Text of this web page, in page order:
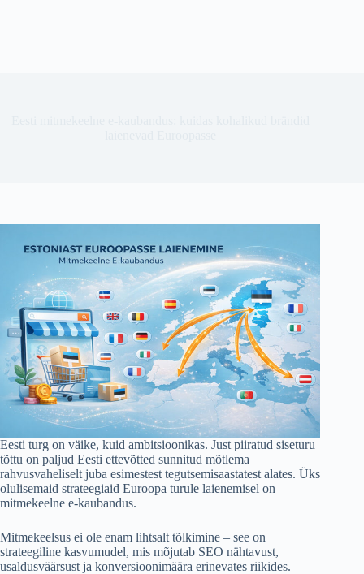
Eesti turg on väike, kuid ambitsioonikas. Just piiratud siseturu
tõttu on paljud Eesti ettevõtted sunnitud mõtlema
rahvusvaheliselt juba esimestest tegutsemisaastatest alates. Üks
olulisemaid strateegiaid Euroopa turule laienemisel on
mitmekeelne e-kaubandus.
Mitmekeelsus ei ole enam lihtsalt tõlkimine – see on
strateegiline kasvumudel, mis mõjutab SEO nähtavust,
usaldusväärsust ja konversioonimäära erinevates riikides.